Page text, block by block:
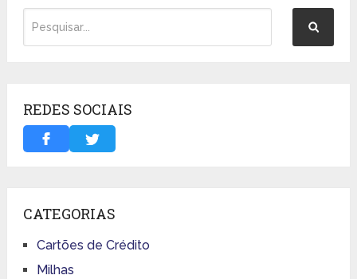
REDES SOCIAIS
CATEGORIAS
Cartões de Crédito
Milhas